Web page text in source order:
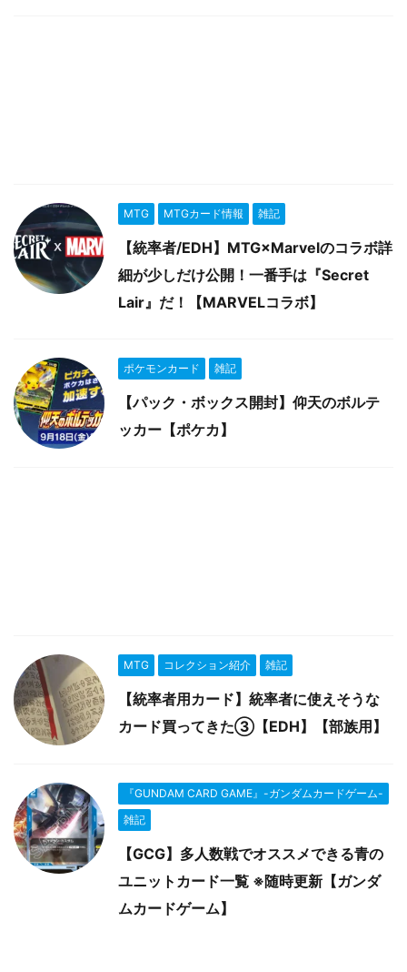
MTG MTGカード情報 雑記
【統率者/EDH】MTG×Marvelのコラボ詳
細が少しだけ公開！一番手は『Secret
Lair』だ！【MARVELコラボ】
ポケモンカード 雑記
【パック・ボックス開封】仰天のボルテ
ッカー【ポケカ】
MTG コレクション紹介 雑記
【統率者用カード】統率者に使えそうな
カード買ってきた③【EDH】【部族用】
『GUNDAM CARD GAME』-ガンダムカードゲーム-
雑記
【GCG】多人数戦でオススメできる青の
ユニットカード一覧 ※随時更新【ガンダ
ムカードゲーム】